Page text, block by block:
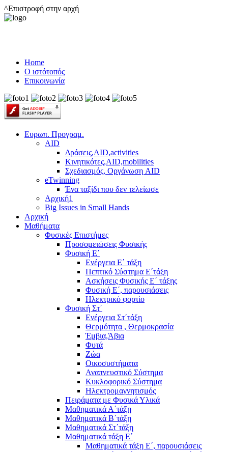
^Επιστροφή στην αρχή
Home
Ο ιστότοπός
Επικοινωνία
Ευρωπ. Προγραμ.
AID
Δράσεις,AID,activities
Κινητικότες,AID,mobilities
Σχεδιασμός, Οργάνωση AID
eTwinning
Ένα ταξίδι που δεν τελείωσε
Αρχική1
Big Issues in Small Hands
Αρχική
Μαθήματα
Φυσικές Επιστήμες
Προσομειώσεις Φυσικής
Φυσική Ε΄
Ενέργεια Ε΄ τάξη
Πεπτικό Σύστημα Ε΄τάξη
Ασκήσεις Φυσικής Ε΄ τάξης
Φυσική Ε΄, παρουσιάσεις
Ηλεκτρικό φορτίο
Φυσική Στ΄
Ενέργεια Στ΄τάξη
Θερμότητα , Θερμοκρασία
Έμβια,Άβια
Φυτά
Ζώα
Οικοσυστήματα
Αναπνευστικό Σύστημα
Κυκλοφορικό Σύστημα
Ηλεκτρομαγνητισμός
Πειράματα με Φυσικά Υλικά
Μαθηματικά Α΄τάξη
Μαθηματικά Β΄τάξη
Μαθηματικά Στ΄τάξη
Μαθηματικά τάξη Ε΄
Μαθηματικά τάξη Ε΄, παρουσιάσεις